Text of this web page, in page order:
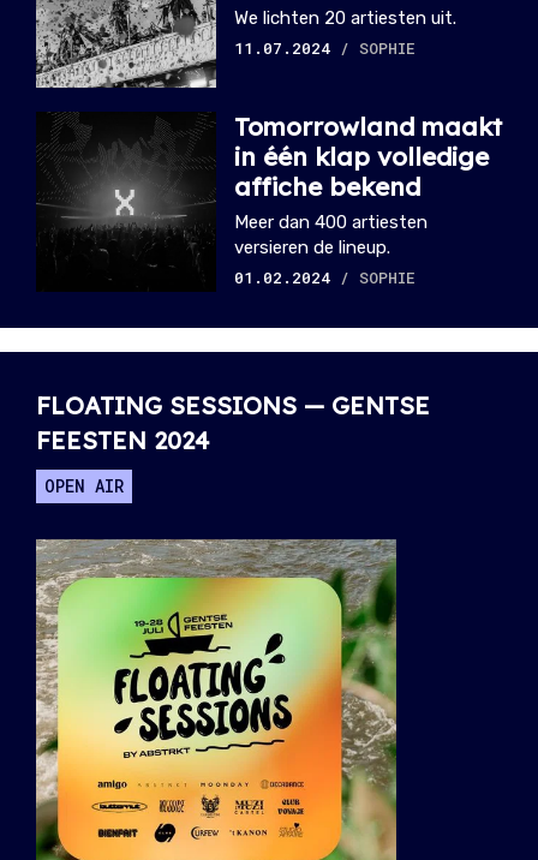
We lichten 20 artiesten uit.
11.07.2024 / SOPHIE
Tomorrowland maakt
in één klap volledige
affiche bekend
Meer dan 400 artiesten
versieren de lineup.
01.02.2024 / SOPHIE
FLOATING SESSIONS — GENTSE
FEESTEN 2024
OPEN AIR